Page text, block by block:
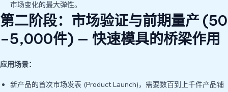
市场变化的最大弹性。
第二阶段：市场验证与前期量产 (50
–5,000件) — 快速模具的桥梁作用
应用场景：
新产品的首次市场发表 (Product Launch)，需要数百到上千件产品铺